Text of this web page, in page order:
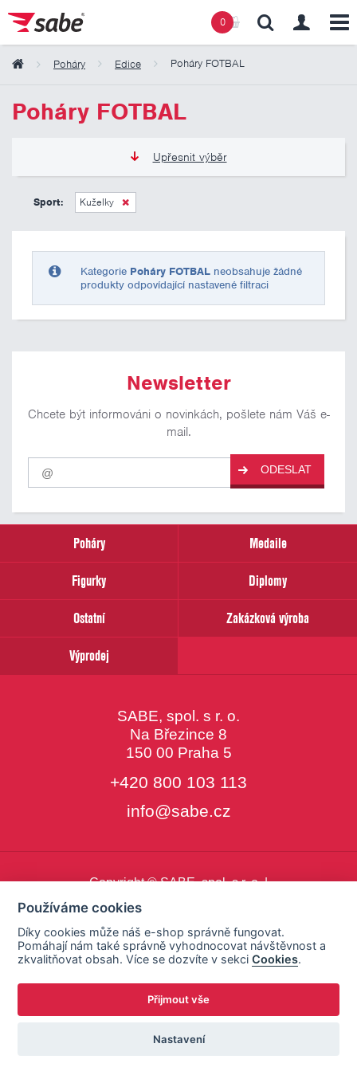
0
Poháry Edice Poháry FOTBAL
Poháry FOTBAL
Upřesnit výběr
135 Kč
Sport: Kuželky
Kategorie Poháry FOTBAL neobsahuje žádné
produkty odpovídající nastavené filtraci
Newsletter
Chcete být informováni o novinkách, pošlete nám Váš e-
mail.
Pro
odběr
našich
email
ODESLAT
Poháry
Medaile
Figurky
Diplomy
Ostatní
Zakázková výroba
Výprodej
SABE, spol. s r. o.
Na Březince 8
150 00 Praha 5
+420 800 103 113
info@sabe.cz
Copyright © SABE, spol. s r. o. |
Obsah košíku
Používáme cookies
Díky cookies může náš e-shop správně fungovat.
Pomáhají nám také správně vyhodnocovat návštěvnost a
zkvalitňovat obsah. Více se dozvíte v sekciCookies.
Přijmout vše
Nastavení